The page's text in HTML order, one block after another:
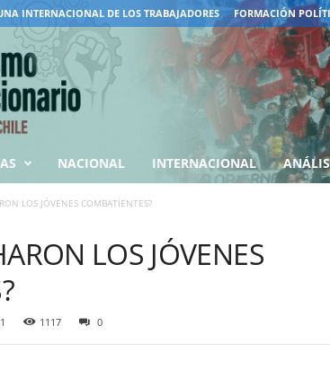
INTERNACIONAL DE LOS TRABAJADORES FORMACIÓN
NACIONAL INTERNACIONAL
LOS JÓVENES COMBATIENTES?
LOS JÓVENES
1117 0